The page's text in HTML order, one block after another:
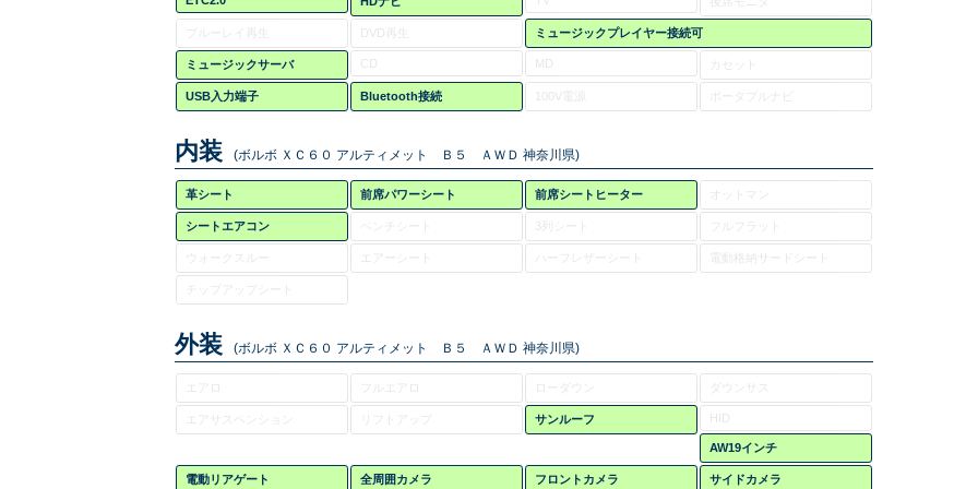
DVD再生 ミュージックプレイヤー接続可
ミュージックサーバ CD MD
USB入力端子 Bluetooth接続 100V電源 ポータブルナビ
内装 (ボルボ ＸＣ６０ アルティメット Ｂ５ ＡＷＤ 神奈川県)
革シート 前席パワーシート 前席シートヒーター オットマン
シートエアコン 3列シート フルフラット
電動格納サードシート
外装 (ボルボ ＸＣ６０ アルティメット Ｂ５ ＡＷＤ 神奈川県)
ローダウン ダウンサス
サンルーフ HID
AW19インチ
電動リアゲート 全周囲カメラ フロントカメラ サイドカメラ